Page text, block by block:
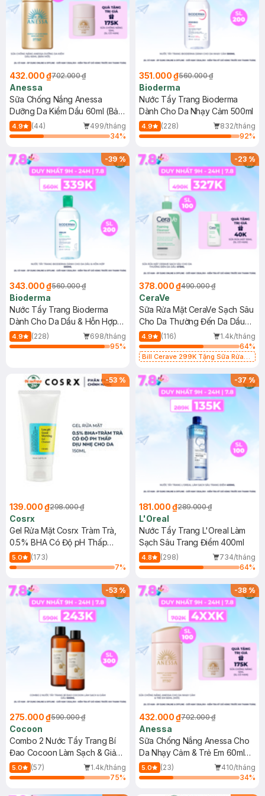
432.000 ₫702.000 ₫
Anessa
Sữa Chống Nắng Anessa
Dưỡng Da Kiềm Dầu 60ml (Bản
Mới)
4.9 (44)
499/tháng
34%
351.000 ₫560.000 ₫
Bioderma
Nước Tẩy Trang Bioderma
Dành Cho Da Nhạy Cảm 500ml
4.9 (228)
832/tháng
92%
-39%
343.000 ₫560.000 ₫
Bioderma
Nước Tẩy Trang Bioderma
Dành Cho Da Dầu & Hỗn Hợp
500ml
4.9 (228)
698/tháng
95%
-23%
378.000 ₫490.000 ₫
CeraVe
Sữa Rửa Mặt CeraVe Sạch Sâu
Cho Da Thường Đến Da Dầu
473ml
4.9 (116)
1.4k/tháng
64%
Bill Cerave 299K Tặng Sữa Rửa
-53 %
139.000 ₫298.000 ₫
Cosrx
Gel Rửa Mặt Cosrx Tràm Trà,
0.5% BHA Có Độ pH Thấp
150ml
5.0
(173)
7%
-37%
181.000 ₫289.000 ₫
L'Oreal
Nước Tẩy Trang L'Oreal Làm
Sạch Sâu Trang Điểm 400ml
4.8 (298)
734/tháng
64%
-53%
275.000 ₫590.000 ₫
Cocoon
Combo 2 Nước Tẩy Trang Bí
Đao Cocoon Làm Sạch & Giảm
Dầu 500ml
5.0 (57)
1.4k/tháng
75%
-38%
432.000 ₫702.000 ₫
Anessa
Sữa Chống Nắng Anessa Cho
Da Nhạy Cảm & Trẻ Em 60ml
(Mới)
5.0 (23)
410/tháng
34%